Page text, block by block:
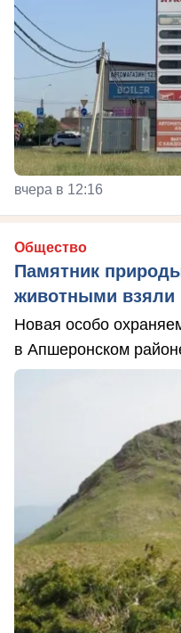
вчера в 12:16
Общество
Памятник
животными взяли
Новая особо
в Апшеронском